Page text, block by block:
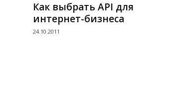
Как выбрать API для
интернет-бизнеса
24.10.2011